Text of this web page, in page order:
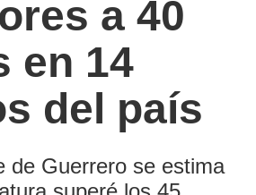
a 40
en 14
del país
de Guerrero se estima